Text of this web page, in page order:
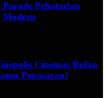
Parade Pelestarian
Modern
Cinemas Bulan
Penasaran!